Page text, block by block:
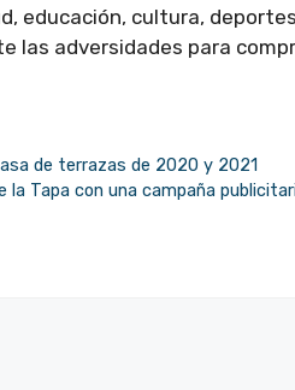
educación, cultura,
las adversidades para
de terrazas de 2020 y 2021
Tapa con una campaña